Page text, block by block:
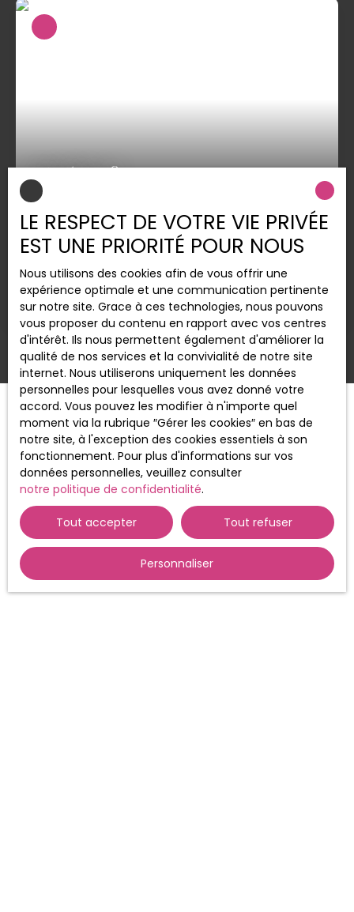
412 500€
Villa 5 pièces 113 m²
5pièces 113m²
Pins-Justaret 31860
Maison contemporaine 4 chambres – 113 m² –
Terrain 541 m² – 412 500 € FAI Située dans le
village de Pins-Justaret, venez découvrir cette
belle maison contemporaine de 113 m² habitables,
implantée sur une parcelle de 541 m². Gare SNCF
accessible à pied avec une liaison directe vers le
centre de Toulouse en 20 minutes. Des
prestations modernes et fonctionnelles Cette
maison récente (norme RT 2012) offre des
volumes agréables et une luminosité optimale :
Une grande pièce de vie lumineuse avec espace
salon / salle à mangerCuisine moderne ouverte
aménagée et équipée4 chambres confortables (1
de plain-pied et 3 à l'étage)Salle de bains en rez-
de-chaussée et salle d'eau à l'étageWC
séparésGarage Extérieur agréable Le terrain de
541 m² permet de profiter pleinement des beaux
jours : jardin, terrasse, espace détente ou piscine
selon vos envies. Emplacement privilégié À
proximité des commodités, écoles, transports,
LE RESPECT DE VOTRE VIE PRIVÉE
EST UNE PRIORITÉ POUR NOUS
Nous utilisons des cookies afin de vous offrir une
expérience optimale et une communication pertinente
sur notre site. Grace à ces technologies, nous pouvons
vous proposer du contenu en rapport avec vos centres
d'intérêt. Ils nous permettent également d'améliorer la
qualité de nos services et la convivialité de notre site
internet. Nous utiliserons uniquement les données
personnelles pour lesquelles vous avez donné votre
accord. Vous pouvez les modifier à n'importe quel
moment via la rubrique ″Gérer les cookies″ en bas de
notre site, à l'exception des cookies essentiels à son
fonctionnement. Pour plus d'informations sur vos
données personnelles, veuillez consulter
notre politique de confidentialité.
Tout accepter Tout refuser
Personnaliser